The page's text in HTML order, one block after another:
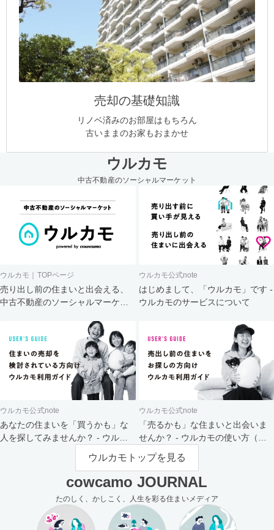
売却の基礎知識
リノベ済みのお部屋はもちろん
古いままのお家もおまかせ
ウルカモ
中古不動産のソーシャルマーケット
ウルカモ｜TOPページ
売り出し前の住まいと出会える、
中古不動産のソーシャルマーケッ
ウルカモ公式note
はじめまして、「ウルカモ」です -
ウルカモのサービスについて
ウルカモ公式note
あなたの住まいを「買うかも」な
人を探してみませんか？ - ウルカ
ウルカモ公式note
「売るかも」な住まいと出会いま
せんか？ - ウルカモの使い方（買
主さま向け）
ウルカモトップを見る
cowcamo JOURNAL
たのしく、かしこく、人生を彩る住まいメディア